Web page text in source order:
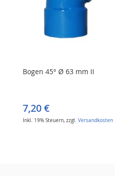
Bogen 45° Ø 63 mm II
7,20 €
Inkl. 19% Steuern,zzgl.Versandkosten